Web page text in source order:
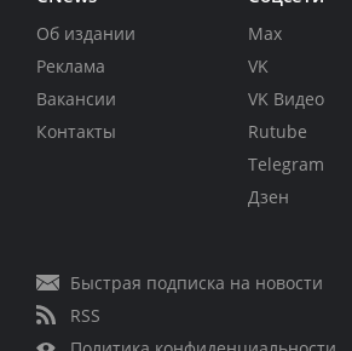
Об издании
Реклама
Вакансии
Контакты
Max
VK
VK Видео
Rutube
Telegram
Дзен
Быстрая подписка на новости
RSS